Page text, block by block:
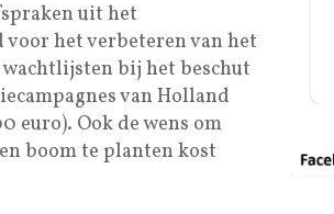
uit het
het verbeteren van het
bij het beschut
van Holland
euro). Ook de wens om
boom te planten kost